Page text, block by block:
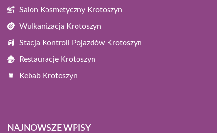
Salon Kosmetyczny Krotoszyn
Wulkanizacja Krotoszyn
Stacja Kontroli Pojazdów Krotoszyn
Restauracje Krotoszyn
Kebab Krotoszyn
NAJNOWSZE WPISY